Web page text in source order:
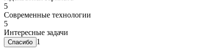
5
Современные технологии
5
Интересные задачи
1